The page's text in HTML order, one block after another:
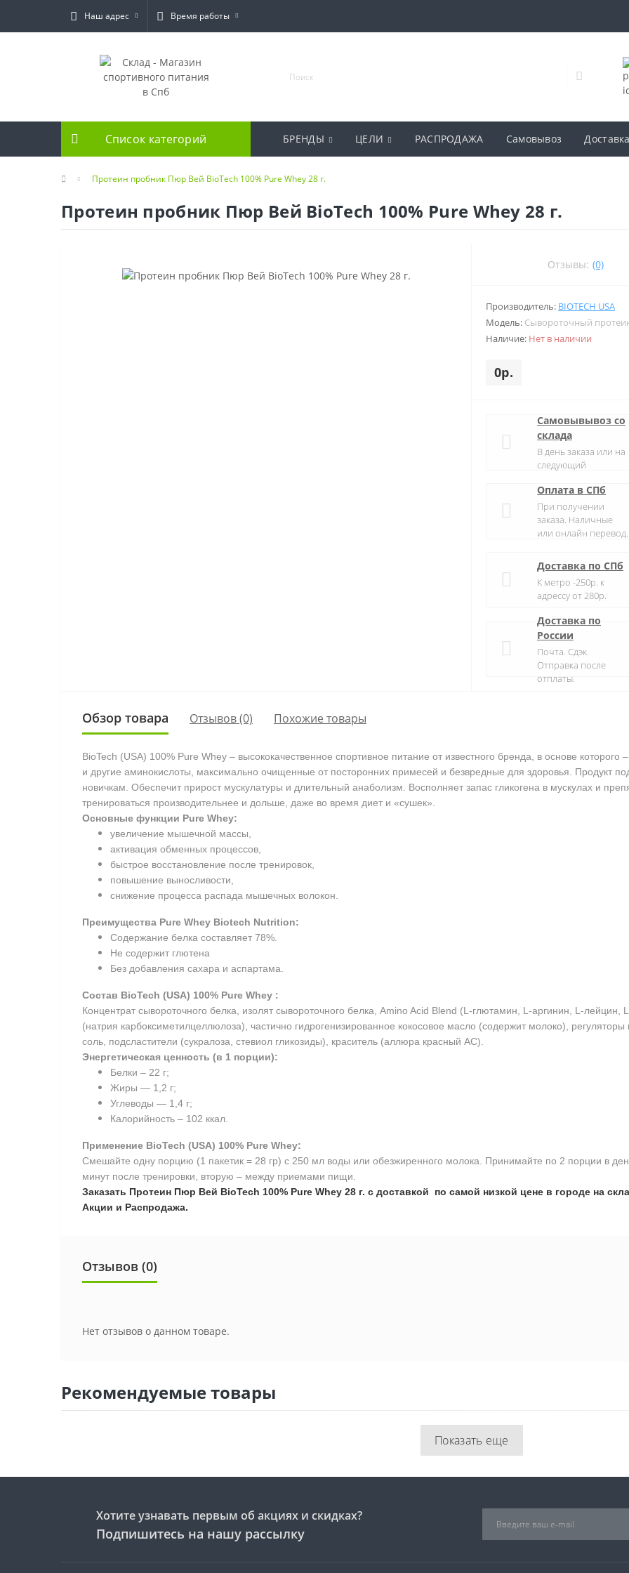
Наш адрес Время работы
Список категорий БРЕНДЫ ЦЕЛИ РАСПРОДАЖА Самовывоз
Протеин пробник Пюр Вей BioTech 100% Pure Whey 28 г.
Протеин пробник Пюр Вей BioTech 100% Pure Whey 28 г.
Отзывы: (0)
Производитель: BIOTECH USA
Модель: Сывороточный
Наличие: Нет в наличии
0р.
Самовывывоз со
склада
В день заказа или на
следующий
Оплата в СПб
При получении
заказа. Наличные
или онлайн перевод.
Доставка по СПб
К метро -250р. к
адрессу от 280р.
Доставка по
России
Почта. Сдэк.
Отправка после
отплаты.
Обзор товара Отзывов (0) Похожие товары
BioTech (USA) 100% Pure Whey – высококачественное спортивное питание от известного бренда, в основе
и другие аминокислоты, максимально очищенные от посторонних примесей и безвредные для здоровья. Продукт
новичкам. Обеспечит прирост мускулатуры и длительный анаболизм. Восполняет запас гликогена в мускулах и
тренироваться производительнее и дольше, даже во время диет и «сушек».
Основные функции Pure Whey:
увеличение мышечной массы,
активация обменных процессов,
быстрое восстановление после тренировок,
повышение выносливости,
снижение процесса распада мышечных волокон.
Преимущества Pure Whey Biotech Nutrition:
Содержание белка составляет 78%.
Не содержит глютена
Без добавления сахара и аспартама.
Состав BioTech (USA) 100% Pure Whey :
Концентрат сывороточного белка, изолят сывороточного белка, Amino Acid Blend (L-глютамин, L-аргинин, L-лейцин,
(натрия карбоксиметилцеллюлоза), частично гидрогенизированное кокосовое масло (содержит молоко),
соль, подсластители (сукралоза, стевиол гликозиды), краситель (аллюра красный AC).
Энергетическая ценность (в 1 порции):
Белки – 22 г;
Жиры — 1,2 г;
Углеводы — 1,4 г;
Калорийность – 102 ккал.
Применение BioTech (USA) 100% Pure Whey:
Смешайте одну порцию (1 пакетик = 28 гр) с 250 мл воды или обезжиренного молока. Принимайте по 2 порции в
минут после тренировки, вторую – между приемами пищи.
Заказать Протеин Пюр Вей BioTech 100% Pure Whey 28 г. с доставкой по самой низкой цене в городе на
Акции и Распродажа.
Отзывов (0)
Нет отзывов о данном товаре.
Рекомендуемые товары
Показать еще
Хотите узнавать первым об акциях и скидках?
Подпишитесь на нашу рассылку